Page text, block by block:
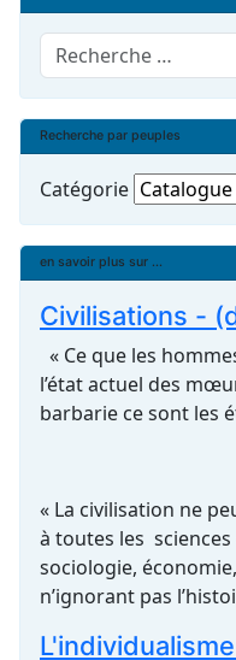
Rechercher
Recherche par peuples
Catégorie
en savoir plus sur ...
Civilisations -
« Ce que les
l’état actuel des
barbarie ce sont les
« La civilisation ne
à toutes les
sociologie,
n’ignorant pas